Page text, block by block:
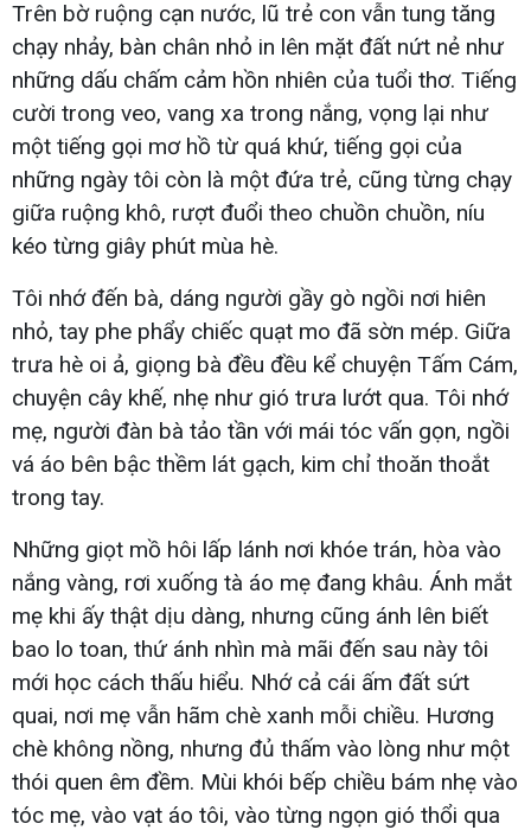
Trên bờ ruộng cạn nước, lũ trẻ con vẫn tung tăng
chạy nhảy, bàn chân nhỏ in lên mặt đất nứt nẻ như
những dấu chấm cảm hồn nhiên của tuổi thơ. Tiếng
cười trong veo, vang xa trong nắng, vọng lại như
một tiếng gọi mơ hồ từ quá khứ, tiếng gọi của
những ngày tôi còn là một đứa trẻ, cũng từng chạy
giữa ruộng khô, rượt đuổi theo chuồn chuồn, níu
kéo từng giây phút mùa hè.
Tôi nhớ đến bà, dáng người gầy gò ngồi nơi hiên
nhỏ, tay phe phẩy chiếc quạt mo đã sờn mép. Giữa
trưa hè oi ả, giọng bà đều đều kể chuyện Tấm Cám,
chuyện cây khế, nhẹ như gió trưa lướt qua. Tôi nhớ
mẹ, người đàn bà tảo tần với mái tóc vấn gọn, ngồi
vá áo bên bậc thềm lát gạch, kim chỉ thoăn thoắt
trong tay.
Những giọt mồ hôi lấp lánh nơi khóe trán, hòa vào
nắng vàng, rơi xuống tà áo mẹ đang khâu. Ánh mắt
mẹ khi ấy thật dịu dàng, nhưng cũng ánh lên biết
bao lo toan, thứ ánh nhìn mà mãi đến sau này tôi
mới học cách thấu hiểu. Nhớ cả cái ấm đất sứt
quai, nơi mẹ vẫn hãm chè xanh mỗi chiều. Hương
chè không nồng, nhưng đủ thấm vào lòng như một
thói quen êm đềm. Mùi khói bếp chiều bám nhẹ vào
tóc mẹ, vào vạt áo tôi, vào từng ngọn gió thổi qua